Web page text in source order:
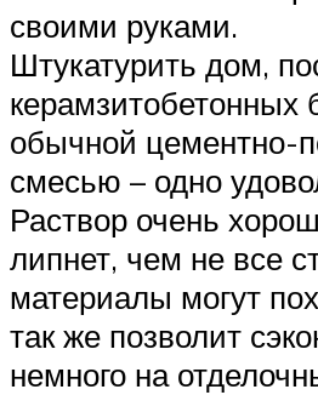
своими руками.
Штукатурить дом,
керамзитобетонных
обычной цементно-
смесью – одно
Раствор очень
липнет, чем не все
материалы могут
так же позволит
немного на